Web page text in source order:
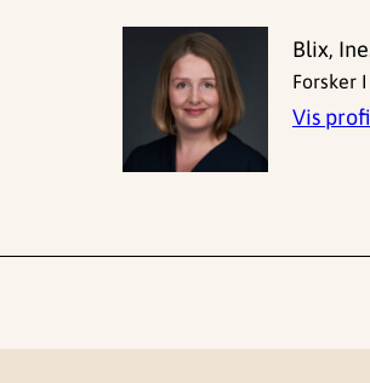
Blix,
Forsker I
Vis